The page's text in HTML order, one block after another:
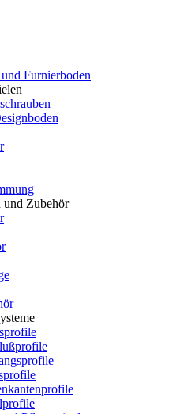
Furnierboden
und Zubehör